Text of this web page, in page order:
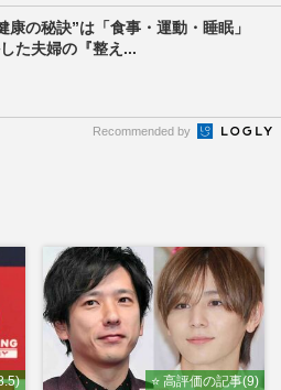
康の秘訣”は「食事・運動・睡眠」
た夫婦の『整え...
Recommended by
⭐ 高評価の記事(9)